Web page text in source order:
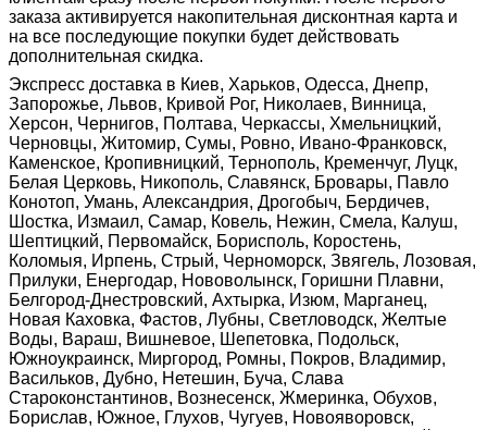
заказа активируется накопительная дисконтная карта и
на все последующие покупки будет действовать
дополнительная скидка.
Экспресс доставка в Киев, Харьков, Одесса, Днепр,
Запорожье, Львов, Кривой Рог, Николаев, Винница,
Херсон, Чернигов, Полтава, Черкассы, Хмельницкий,
Черновцы, Житомир, Сумы, Ровно, Ивано-Франковск,
Каменское, Кропивницкий, Тернополь, Кременчуг, Луцк,
Белая Церковь, Никополь, Славянск, Бровары, Павло
Конотоп, Умань, Александрия, Дрогобыч, Бердичев,
Шостка, Измаил, Самар, Ковель, Нежин, Смела, Калуш,
Шептицкий, Первомайск, Борисполь, Коростень,
Коломыя, Ирпень, Стрый, Черноморск, Звягель, Лозовая,
Прилуки, Енергодар, Нововолынск, Горишни Плавни,
Белгород-Днестровский, Ахтырка, Изюм, Марганец,
Новая Каховка, Фастов, Лубны, Светловодск, Желтые
Воды, Вараш, Вишневое, Шепетовка, Подольск,
Южноукраинск, Миргород, Ромны, Покров, Владимир,
Васильков, Дубно, Нетешин, Буча, Слава
Староконстантинов, Вознесенск, Жмеринка, Обухов,
Борислав, Южное, Глухов, Чугуев, Новояворовск,